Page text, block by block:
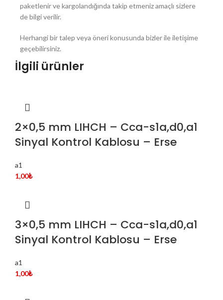
paketlenir ve kargolandığında takip etmeniz amaçlı sizlere
de bilgi verilir.
Herhangi bir talep veya öneri konusunda bizler ile iletişime
geçebilirsiniz.
İlgili ürünler
2×0,5 mm LIHCH – Cca-s1a,d0,a1
Sinyal Kontrol Kablosu – Erse
a1
1,00₺
3×0,5 mm LIHCH – Cca-s1a,d0,a1
Sinyal Kontrol Kablosu – Erse
a1
1,00₺